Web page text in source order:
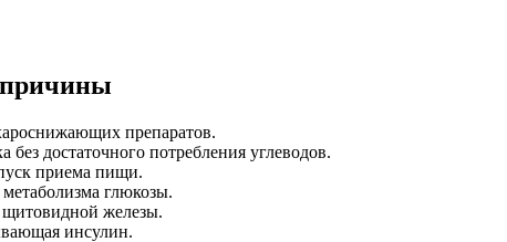
препаратов.
без достаточного потребления углеводов.
приема пищи.
глюкозы.
железы.
инсулин.